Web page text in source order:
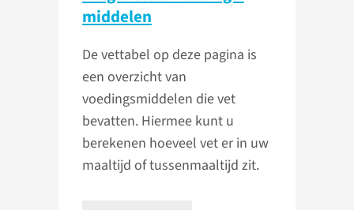
middelen
De vettabel op deze pagina is
een overzicht van
voedingsmiddelen die vet
bevatten. Hiermee kunt u
berekenen hoeveel vet er in uw
maaltijd of tussenmaaltijd zit.